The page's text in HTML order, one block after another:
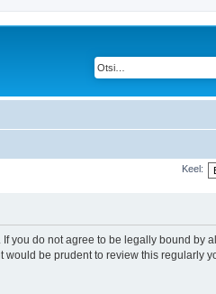
Keel:
If you do not agree to be legally bound by
would be prudent to review this regularly